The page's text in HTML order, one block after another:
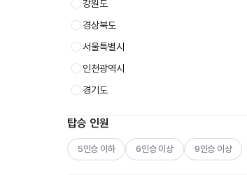
강원도
경상북도
서울특별시
인천광역시
경기도
탑승 인원
5인승 이하 6인승 이상 9인승 이상